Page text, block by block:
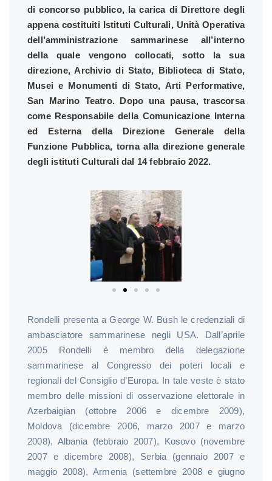
di concorso pubblico, la carica di Direttore degli
appena costituiti Istituti Culturali, Unità Operativa
dell’amministrazione sammarinese all’interno
della quale vengono collocati, sotto la sua
direzione, Archivio di Stato, Biblioteca di Stato,
Musei e Monumenti di Stato, Arti Performative,
San Marino Teatro. Dopo una pausa, trascorsa
come Responsabile della Comunicazione Interna
ed Esterna della Direzione Generale della
Funzione Pubblica, torna alla direzione generale
degli istituti Culturali dal 14 febbraio 2022.
Rondelli presenta a George W. Bush le credenziali di
ambasciatore sammarinese negli USA. Dall’aprile
2005 Rondelli è membro della delegazione
sammarinese al Congresso dei poteri locali e
regionali del Consiglio d’Europa. In tale veste è stato
membro delle missioni di osservazione elettorale in
Azerbaigian (ottobre 2006 e dicembre 2009),
Moldova (dicembre 2006, marzo 2007 e marzo
2008), Albania (febbraio 2007), Kosovo (novembre
2007 e dicembre 2008), Serbia (gennaio 2007 e
maggio 2008), Armenia (settembre 2008 e giugno